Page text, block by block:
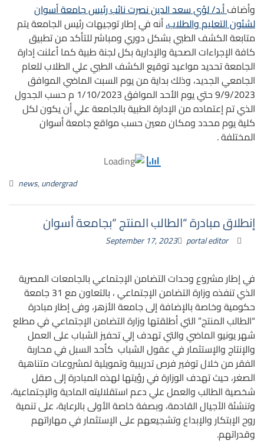
وأضافأ.د/ لؤي سعد الدين نصرت نائب رئيس جامعة أسوان
لشئون التعليم والطلاب،أنه في إطار توجيهات رئيس الجامعة يتم
متابعة الكشف الطبي بشكل دوري ومباشر للتأكد من تطبيق
كافة الإجراءات الصحية والإدارية بكل لجنة طبية كما أعلنت إدارة
الجامعة تحديد مواعيد توقيع الكشف الطبي علي الطلاب للعام
الجامعي الجديد، وذلك بداية من يوم السبت الماضي الموافق
9/9/2023 حتي يوم الأحد الموافق 1/10/2023 م حسب الجدول
الذي تم إعتماده من الإدارة الطبية بالجامعة علي أن يكون لكل
كلية يوم محدد ومكان معين حسب مواقع جامعة أسوان
المختلفة .
news,undergrad
إنطلاق مبادرة “الطالب المنتج “بجامعة أسوان
September 17, 2023 portal editor
في إطار مشروع وحدات التضامن الإجتماعي بالجامعات المصرية
الذي تنفذه وزارة التضامن الإجتماعي ، بالتعاون مع 31 جامعة
حكومية وخاصة بالإضافة إلى جامعة الأزهر، وفى إطار مبادرة
“الطالب المنتج” التي أطلقتها وزارة التضامن الإجتماعي في مطلع
شهر يونيو الماضي والتي تهدف إلي تحفيز الشباب على العمل
والإنتاج والإستثمار في عقول الشباب كأحد السبل في محاربة
الفقر من خلال توفير فرص تدريبية وتمويلية لمشروعات متناهية
الصغر، حيث تهدف الوزارة في رؤيتها لهذه المبادرة إلى صقل
شخصية الطالب والعمل علي دعم استقلاليته المادية والإجتماعية،
وتنشئة الأجيال القادمة، وبصفة خاصة الأولى بالرعاية، على تنمية
روح الإبتكار والإبداع وتشجيعهم على الإستثمار في مهاراتهم
وقدراتهم.